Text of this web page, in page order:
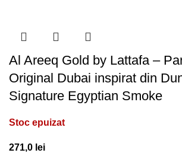
Al Areeq Gold by Lattafa –
Original Dubai inspirat din
Signature Egyptian Smoke
Stoc epuizat
271,0 lei